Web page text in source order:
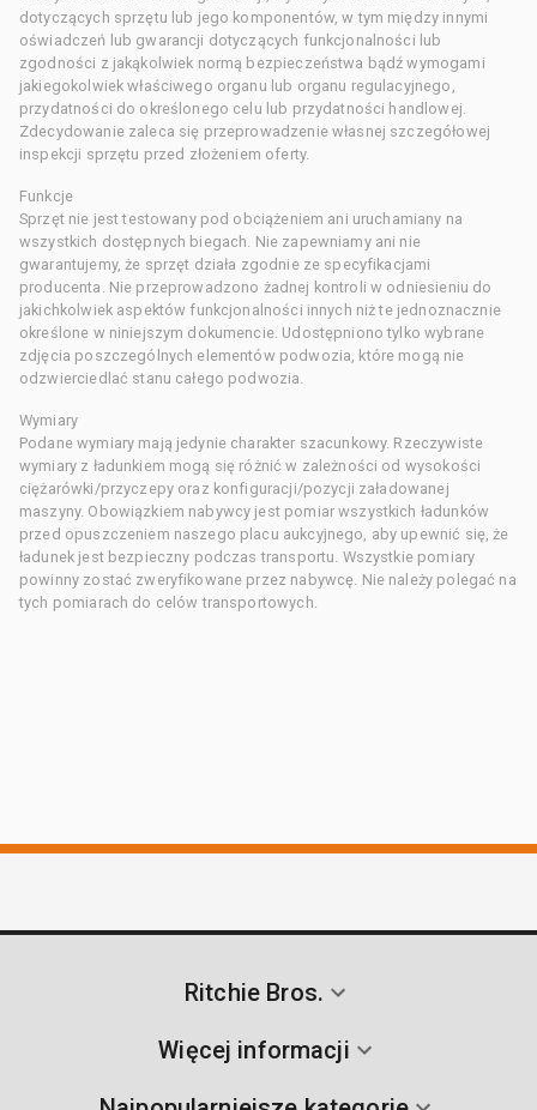
dotyczących sprzętu lub jego komponentów, w tym między innymi
oświadczeń lub gwarancji dotyczących funkcjonalności lub
zgodności z jakąkolwiek normą bezpieczeństwa bądź wymogami
jakiegokolwiek właściwego organu lub organu regulacyjnego,
przydatności do określonego celu lub przydatności handlowej.
Zdecydowanie zaleca się przeprowadzenie własnej szczegółowej
inspekcji sprzętu przed złożeniem oferty.
Funkcje
Sprzęt nie jest testowany pod obciążeniem ani uruchamiany na
wszystkich dostępnych biegach. Nie zapewniamy ani nie
gwarantujemy, że sprzęt działa zgodnie ze specyfikacjami
producenta. Nie przeprowadzono żadnej kontroli w odniesieniu do
jakichkolwiek aspektów funkcjonalności innych niż te jednoznacznie
określone w niniejszym dokumencie. Udostępniono tylko wybrane
zdjęcia poszczególnych elementów podwozia, które mogą nie
odzwierciedlać stanu całego podwozia.
Wymiary
Podane wymiary mają jedynie charakter szacunkowy. Rzeczywiste
wymiary z ładunkiem mogą się różnić w zależności od wysokości
ciężarówki/przyczepy oraz konfiguracji/pozycji załadowanej
maszyny. Obowiązkiem nabywcy jest pomiar wszystkich ładunków
przed opuszczeniem naszego placu aukcyjnego, aby upewnić się, że
ładunek jest bezpieczny podczas transportu. Wszystkie pomiary
powinny zostać zweryfikowane przez nabywcę. Nie należy polegać na
tych pomiarach do celów transportowych.
Ritchie Bros.
Więcej informacji